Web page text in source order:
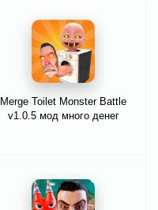
Merge Toilet Monster Battle
v1.0.5 мод много денег